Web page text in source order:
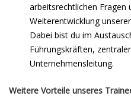
arbeitsrechtlichen
Weiterentwicklung
Dabei bist du im
Führungskräften,
Unternehmensleitung.
Weitere Vorteile unseres